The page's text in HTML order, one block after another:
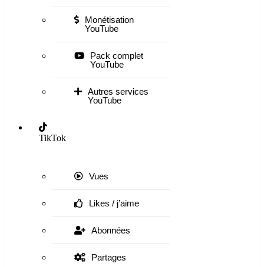
Monétisation
YouTube
Pack complet
YouTube
Autres services
YouTube
TikTok
Vues
Likes / j’aime
Abonnées
Partages